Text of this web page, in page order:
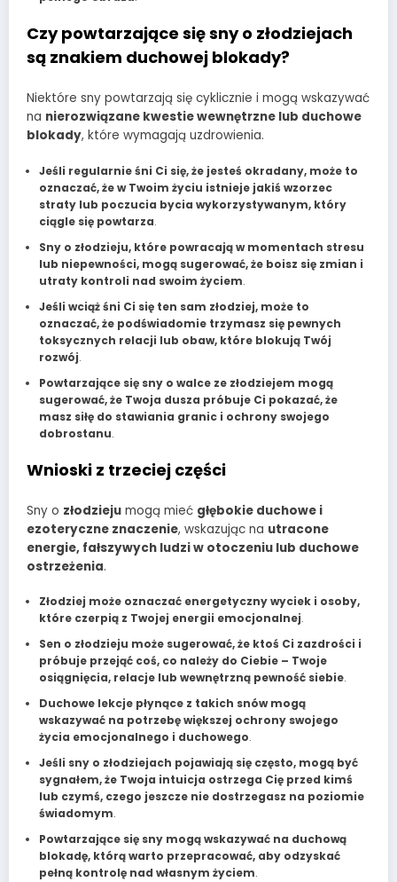
Czy powtarzające się sny o złodziejach
są znakiem duchowej blokady?
Niektóre sny powtarzają się cyklicznie i mogą wskazywać
na nierozwiązane kwestie wewnętrzne lub duchowe
blokady, które wymagają uzdrowienia.
Jeśli regularnie śni Ci się, że jesteś okradany, może to
oznaczać, że w Twoim życiu istnieje jakiś wzorzec
straty lub poczucia bycia wykorzystywanym, który
ciągle się powtarza.
Sny o złodzieju, które powracają w momentach stresu
lub niepewności, mogą sugerować, że boisz się zmian i
utraty kontroli nad swoim życiem.
Jeśli wciąż śni Ci się ten sam złodziej, może to
oznaczać, że podświadomie trzymasz się pewnych
toksycznych relacji lub obaw, które blokują Twój
rozwój.
Powtarzające się sny o walce ze złodziejem mogą
sugerować, że Twoja dusza próbuje Ci pokazać, że
masz siłę do stawiania granic i ochrony swojego
dobrostanu.
Wnioski z trzeciej części
Sny o złodzieju mogą mieć głębokie duchowe i
ezoteryczne znaczenie, wskazując na utracone
energie, fałszywych ludzi w otoczeniu lub duchowe
ostrzeżenia.
Złodziej może oznaczać energetyczny wyciek i osoby,
które czerpią z Twojej energii emocjonalnej.
Sen o złodzieju może sugerować, że ktoś Ci zazdrości i
próbuje przejąć coś, co należy do Ciebie – Twoje
osiągnięcia, relacje lub wewnętrzną pewność siebie.
Duchowe lekcje płynące z takich snów mogą
wskazywać na potrzebę większej ochrony swojego
życia emocjonalnego i duchowego.
Jeśli sny o złodziejach pojawiają się często, mogą być
sygnałem, że Twoja intuicja ostrzega Cię przed kimś
lub czymś, czego jeszcze nie dostrzegasz na poziomie
świadomym.
Powtarzające się sny mogą wskazywać na duchową
blokadę, którą warto przepracować, aby odzyskać
pełną kontrolę nad własnym życiem.